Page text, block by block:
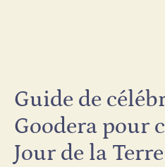
Guide de
Goodera pour
Jour de la